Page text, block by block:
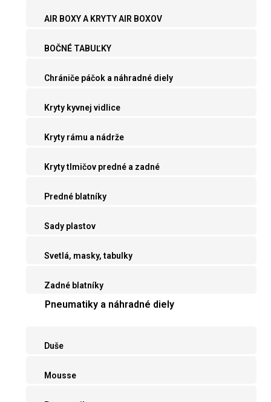
AIR BOXY A KRYTY AIR BOXOV
BOČNÉ TABUĽKY
Chrániče páčok a náhradné diely
Kryty kyvnej vidlice
Kryty rámu a nádrže
Kryty tlmičov predné a zadné
Predné blatníky
Sady plastov
Svetlá, masky, tabulky
Zadné blatníky
Pneumatiky a náhradné diely
Duše
Mousse